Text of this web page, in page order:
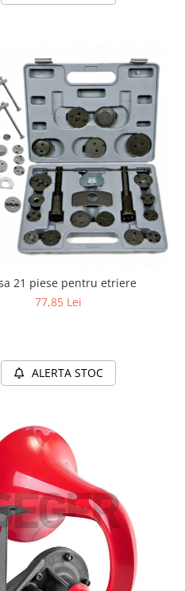
21 piese pentru etriere
77,85 Lei
ALERTA STOC